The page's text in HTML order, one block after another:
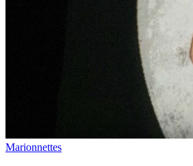
Marionnettes